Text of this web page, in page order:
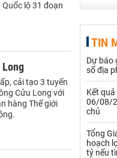
lộ 31 đoạn
Long
cải tạo 3 tuyến
Cửu Long với
hàng Thế giới
Hạt
Khí
TIN
Dự báo
số địa
Kết
06/08/
chủ
Tổng
hoạch
tỷ nếu